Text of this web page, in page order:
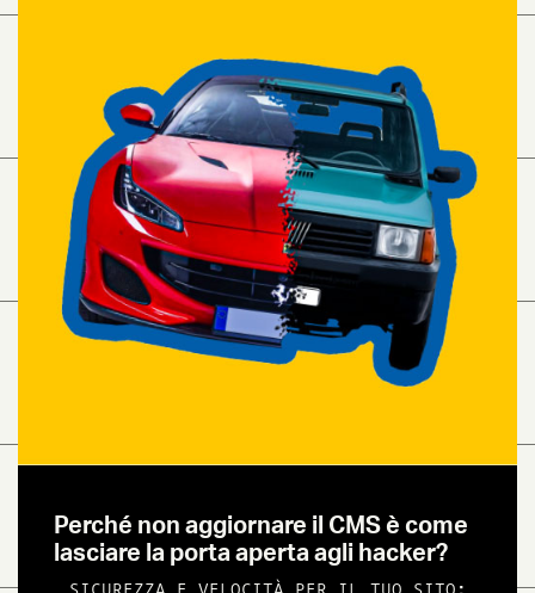
Perché non aggiornare il CMS è come
lasciare la porta aperta agli hacker?
SICUREZZA E VELOCITÀ PER IL TUO SITO: